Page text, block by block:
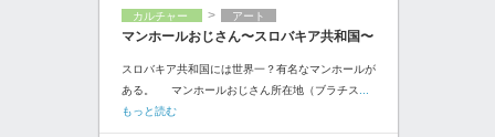
カルチャー > アート
マンホールおじさん〜スロバキア共和国〜
スロバキア共和国には世界一？有名なマンホールが
ある。 マンホールおじさん所在地（ブラチス
もっと読む